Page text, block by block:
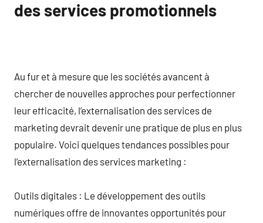
des services promotionnels
Au fur et à mesure que les sociétés avancent à
chercher de nouvelles approches pour perfectionner
leur efficacité, l’externalisation des services de
marketing devrait devenir une pratique de plus en plus
populaire. Voici quelques tendances possibles pour
l’externalisation des services marketing :
Outils digitales : Le développement des outils
numériques offre de innovantes opportunités pour